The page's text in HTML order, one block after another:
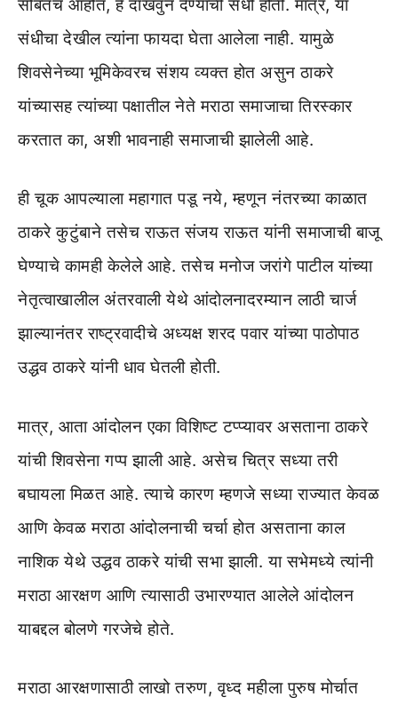
सोबतच आहोत, हे दाखवुन देण्याची संधी होती. मात्र, या
संधीचा देखील त्यांना फायदा घेता आलेला नाही. यामुळे
शिवसेनेच्या भूमिकेवरच संशय व्यक्त होत असुन ठाकरे
यांच्यासह त्यांच्या पक्षातील नेते मराठा समाजाचा तिरस्कार
करतात का, अशी भावनाही समाजाची झालेली आहे.
ही चूक आपल्याला महागात पडू नये, म्हणून नंतरच्या काळात
ठाकरे कुटुंबाने तसेच राऊत संजय राऊत यांनी समाजाची बाजू
घेण्याचे कामही केलेले आहे. तसेच मनोज जरांगे पाटील यांच्या
नेतृत्वाखालील अंतरवाली येथे आंदोलनादरम्यान लाठी चार्ज
झाल्यानंतर राष्ट्रवादीचे अध्यक्ष शरद पवार यांच्या पाठोपाठ
उद्धव ठाकरे यांनी धाव घेतली होती.
मात्र, आता आंदोलन एका विशिष्ट टप्प्यावर असताना ठाकरे
यांची शिवसेना गप्प झाली आहे. असेच चित्र सध्या तरी
बघायला मिळत आहे. त्याचे कारण म्हणजे सध्या राज्यात केवळ
आणि केवळ मराठा आंदोलनाची चर्चा होत असताना काल
नाशिक येथे उद्धव ठाकरे यांची सभा झाली. या सभेमध्ये त्यांनी
मराठा आरक्षण आणि त्यासाठी उभारण्यात आलेले आंदोलन
याबद्दल बोलणे गरजेचे होते.
मराठा आरक्षणासाठी लाखो तरुण, वृध्द महीला पुरुष मोर्चात